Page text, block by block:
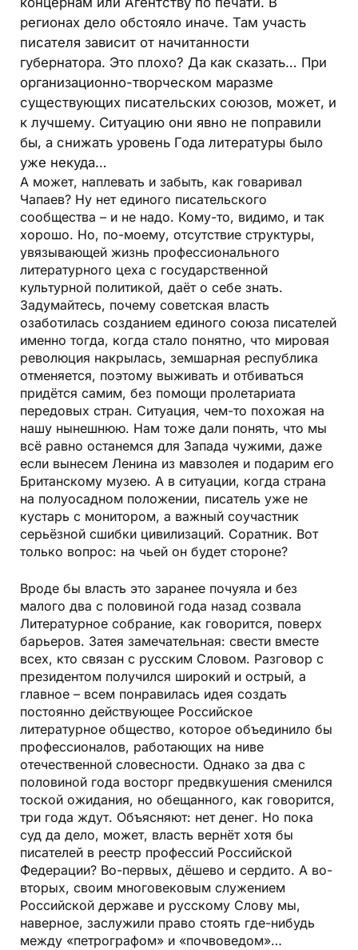
регионах дело обстояло иначе. Там участь
писателя зависит от начитанности
губернатора. Это плохо? Да как сказать… При
организационно-творческом маразме
существующих писательских союзов, может, и
к лучшему. Ситуацию они явно не поправили
бы, а снижать уровень Года литературы было
уже некуда…
А может, наплевать и забыть, как говаривал
Чапаев? Ну нет единого писательского
сообщества – и не надо. Кому-то, видимо, и так
хорошо. Но, по-моему, отсутствие структуры,
увязывающей жизнь профессионального
литературного цеха с государственной
культурной политикой, даёт о себе знать.
Задумайтесь, почему советская власть
озаботилась созданием единого союза писателей
именно тогда, когда стало понятно, что мировая
революция накрылась, земшарная республика
отменяется, поэтому выживать и отбиваться
придётся самим, без помощи пролетариата
передовых стран. Ситуация, чем-то похожая на
нашу нынешнюю. Нам тоже дали понять, что мы
всё равно останемся для Запада чужими, даже
если вынесем Ленина из мавзолея и подарим его
Британскому музею. А в ситуации, когда страна
на полуосадном положении, писатель уже не
кустарь с монитором, а важный соучастник
серьёзной сшибки цивилизаций. Соратник. Вот
только вопрос: на чьей он будет стороне?
Вроде бы власть это заранее почуяла и без
малого два с половиной года назад созвала
Литературное собрание, как говорится, поверх
барьеров. Затея замечательная: свести вместе
всех, кто связан с русским Словом. Разговор с
президентом получился широкий и острый, а
главное – всем понравилась идея создать
постоянно действующее Российское
литературное общество, которое объединило бы
профессионалов, работающих на ниве
отечественной словесности. Однако за два с
половиной года восторг предвкушения сменился
тоской ожидания, но обещанного, как говорится,
три года ждут. Объясняют: нет денег. Но пока
суд да дело, может, власть вернёт хотя бы
писателей в реестр профессий Российской
Федерации? Во-первых, дёшево и сердито. А во-
вторых, своим многовековым служением
Российской державе и русскому Слову мы,
наверное, заслужили право стоять где-нибудь
между «петрографом» и «почвоведом»…